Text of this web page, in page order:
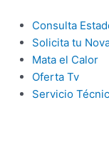
contenido
Main
Menu
Consulta
Solicita tu
Mata el Calor
Oferta Tv
Servicio